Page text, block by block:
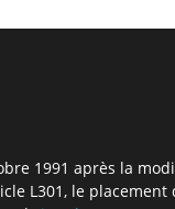
1991 après la
L301, le